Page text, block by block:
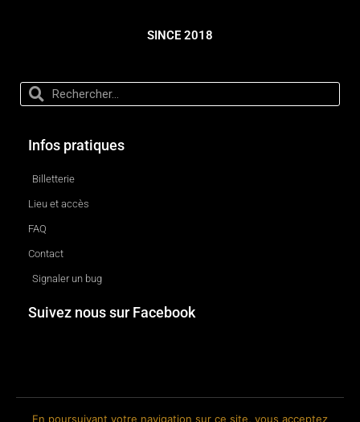
SINCE 2018
Infos pratiques
Billetterie
Lieu et accès
FAQ
Contact
Signaler un bug
Suivez nous sur Facebook
En poursuivant votre navigation sur ce site, vous acceptez